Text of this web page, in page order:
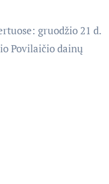
gruodžio 21 d.
Povilaičio dainų